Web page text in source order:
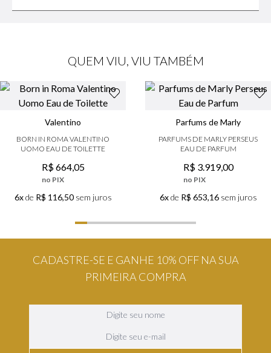
QUEM VIU, VIU TAMBÉM
Valentino
BORN IN ROMA VALENTINO
UOMO EAU DE TOILETTE
R$664,05
no PIX
6xde R$ 116,50sem juros
Parfums de Marly
PARFUMS DE MARLY PERSEUS
EAU DE PARFUM
R$ 3.919,00
no PIX
6xde R$ 653,16sem juros
CADASTRE-SE E GANHE 10% OFF NA SUA
PRIMEIRA COMPRA